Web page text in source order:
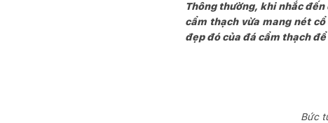
Thông thường, khi nhắc
cẩm thạch vừa mang nét
đẹp đó của đá cẩm thạch
Bức